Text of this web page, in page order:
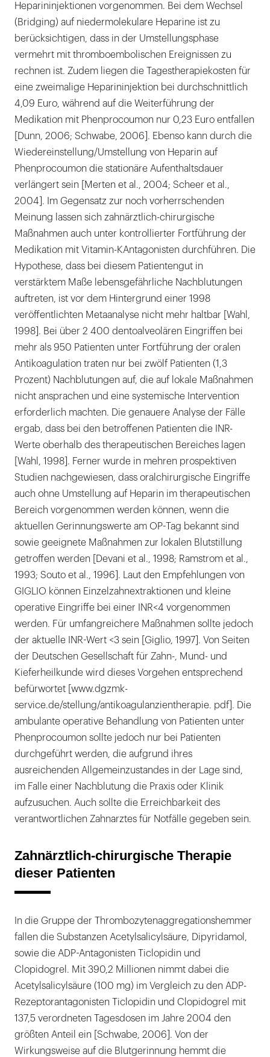
Heparininjektionen vorgenommen. Bei dem Wechsel
(Bridging) auf niedermolekulare Heparine ist zu
berücksichtigen, dass in der Umstellungsphase
vermehrt mit thromboembolischen Ereignissen zu
rechnen ist. Zudem liegen die Tagestherapiekosten für
eine zweimalige Heparininjektion bei durchschnittlich
4,09 Euro, während auf die Weiterführung der
Medikation mit Phenprocoumon nur 0,23 Euro entfallen
[Dunn, 2006; Schwabe, 2006]. Ebenso kann durch die
Wiedereinstellung/Umstellung von Heparin auf
Phenprocoumon die stationäre Aufenthaltsdauer
verlängert sein [Merten et al., 2004; Scheer et al.,
2004]. Im Gegensatz zur noch vorherrschenden
Meinung lassen sich zahnärztlich-chirurgische
Maßnahmen auch unter kontrollierter Fortführung der
Medikation mit Vitamin-KAntagonisten durchführen. Die
Hypothese, dass bei diesem Patientengut in
verstärktem Maße lebensgefährliche Nachblutungen
auftreten, ist vor dem Hintergrund einer 1998
veröffentlichten Metaanalyse nicht mehr haltbar [Wahl,
1998]. Bei über 2 400 dentoalveolären Eingriffen bei
mehr als 950 Patienten unter Fortführung der oralen
Antikoagulation traten nur bei zwölf Patienten (1,3
Prozent) Nachblutungen auf, die auf lokale Maßnahmen
nicht ansprachen und eine systemische Intervention
erforderlich machten. Die genauere Analyse der Fälle
ergab, dass bei den betroffenen Patienten die INR-
Werte oberhalb des therapeutischen Bereiches lagen
[Wahl, 1998]. Ferner wurde in mehren prospektiven
Studien nachgewiesen, dass oralchirurgische Eingriffe
auch ohne Umstellung auf Heparin im therapeutischen
Bereich vorgenommen werden können, wenn die
aktuellen Gerinnungswerte am OP-Tag bekannt sind
sowie geeignete Maßnahmen zur lokalen Blutstillung
getroffen werden [Devani et al., 1998; Ramstrom et al.,
1993; Souto et al., 1996]. Laut den Empfehlungen von
GIGLIO können Einzelzahnextraktionen und kleine
operative Eingriffe bei einer INR<4 vorgenommen
werden. Für umfangreichere Maßnahmen sollte jedoch
der aktuelle INR-Wert <3 sein [Giglio, 1997]. Von Seiten
der Deutschen Gesellschaft für Zahn-, Mund- und
Kieferheilkunde wird dieses Vorgehen entsprechend
befürwortet [www.dgzmk-
service.de/stellung/antikoagulanzientherapie. pdf]. Die
ambulante operative Behandlung von Patienten unter
Phenprocoumon sollte jedoch nur bei Patienten
durchgeführt werden, die aufgrund ihres
ausreichenden Allgemeinzustandes in der Lage sind,
im Falle einer Nachblutung die Praxis oder Klinik
aufzusuchen. Auch sollte die Erreichbarkeit des
verantwortlichen Zahnarztes für Notfälle gegeben sein.
Zahnärztlich-chirurgische Therapie
dieser Patienten
In die Gruppe der Thrombozytenaggregationshemmer
fallen die Substanzen Acetylsalicylsäure, Dipyridamol,
sowie die ADP-Antagonisten Ticlopidin und
Clopidogrel. Mit 390,2 Millionen nimmt dabei die
Acetylsalicylsäure (100 mg) im Vergleich zu den ADP-
Rezeptorantagonisten Ticlopidin und Clopidogrel mit
137,5 verordneten Tagesdosen im Jahre 2004 den
größten Anteil ein [Schwabe, 2006]. Von der
Wirkungsweise auf die Blutgerinnung hemmt die